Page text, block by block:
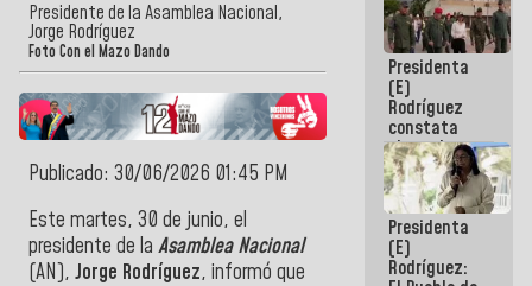
Presidente de la Asamblea Nacional,
Jorge Rodríguez
Foto Con el Mazo Dando
Publicado: 30/06/2026 01:45 PM
Este martes, 30 de junio, el
presidente de la Asamblea Nacional
(AN), Jorge Rodríguez, informó que
desarrollo
logístico y
turístico
para La
Guaira
Presidenta
(E)
Rodríguez
constata
obras de
rehabilitación
de Escuela
Militar de
Mamo en La
Guaira
Presidenta
(E)
Rodríguez: